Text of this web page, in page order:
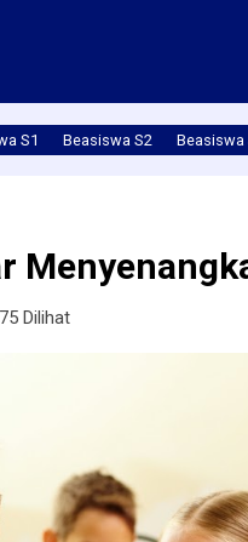
S1 Beasiswa S2 Beasiswa
Dilihat